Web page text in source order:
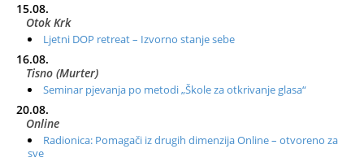
15.08.
Otok Krk
Ljetni DOP retreat – Izvorno stanje sebe
16.08.
Tisno (Murter)
Seminar pjevanja po metodi „Škole za otkrivanje glasa“
20.08.
Online
Radionica: Pomagači iz drugih dimenzija Online – otvoreno za
sve